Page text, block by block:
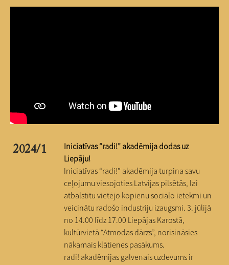
2024/1
Iniciatīvas “radi!” akadēmija dodas uz
Liepāju!
Iniciatīvas “radi!” akadēmija turpina savu
ceļojumu viesojoties Latvijas pilsētās, lai
atbalstītu vietējo kopienu sociālo ietekmi un
veicinātu radošo industriju izaugsmi. 3. jūlijā
no 14.00 līdz 17.00 Liepājas Karostā,
kultūrvietā “Atmodas dārzs”, norisināsies
nākamais klātienes pasākums.
radi! akadēmijas galvenais uzdevums ir